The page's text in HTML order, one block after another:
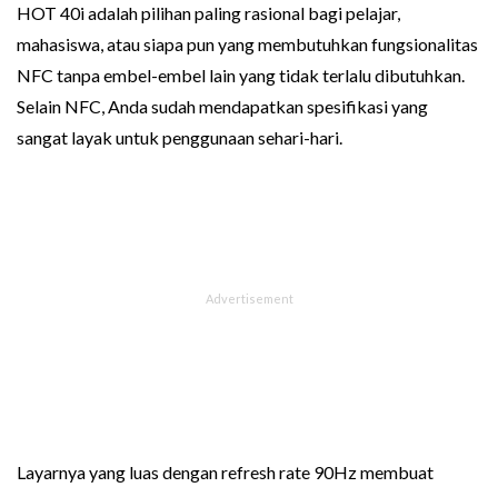
HOT 40i adalah pilihan paling rasional bagi pelajar,
mahasiswa, atau siapa pun yang membutuhkan fungsionalitas
NFC tanpa embel-embel lain yang tidak terlalu dibutuhkan.
Selain NFC, Anda sudah mendapatkan spesifikasi yang
sangat layak untuk penggunaan sehari-hari.
Layarnya yang luas dengan refresh rate 90Hz membuat